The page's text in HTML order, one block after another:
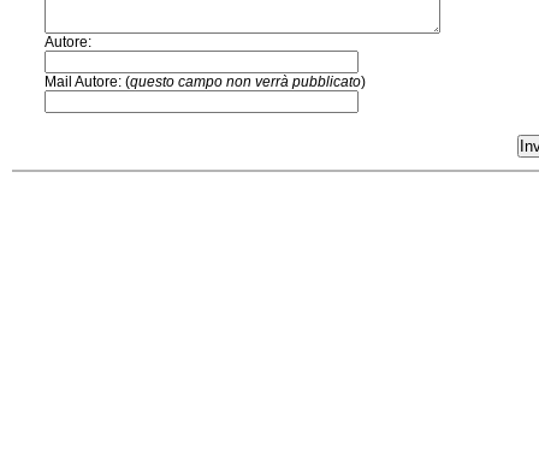
Autore:
Mail Autore: (questo campo non verrà pubblicato)